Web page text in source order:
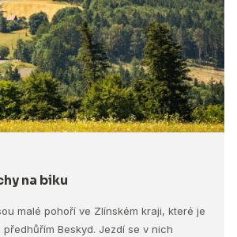
na biku
malé pohoří ve Zlínském kraji, které je
Beskyd. Jezdí se v nich